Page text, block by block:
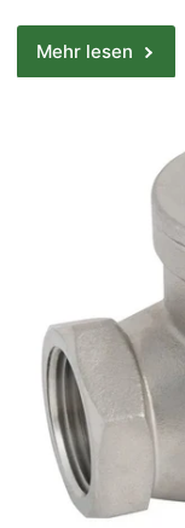
Mehr lesen